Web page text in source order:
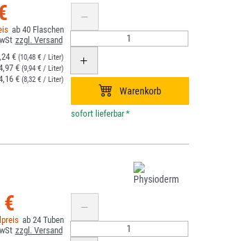
40
€ (10,48 € / Liter)
€ (9,94 € / Liter)
€ (8,32 € / Liter)
*
24